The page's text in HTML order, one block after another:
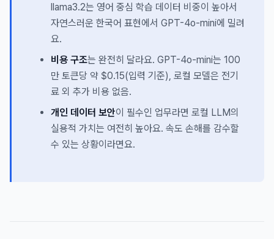
llama3.2는 영어 중심 학습 데이터 비중이 높아서
자연스러운 한국어 표현에서 GPT-4o-mini에 밀려
요.
비용 구조는 완전히 달라요. GPT-4o-mini는 100
만 토큰당 약 $0.15(입력 기준), 로컬 모델은 전기
료 외 추가 비용 없음.
개인 데이터 보안이 필수인 업무라면 로컬 LLM의
실용적 가치는 여전히 높아요. 속도 손해를 감수할
수 있는 상황이라면요.